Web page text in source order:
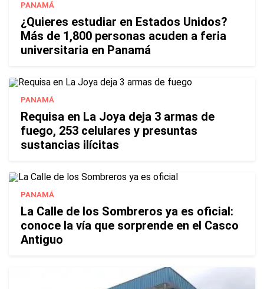
PANAMÁ
¿Quieres estudiar en Estados Unidos?
Más de 1,800 personas acuden a feria
universitaria en Panamá
PANAMÁ
Requisa en La Joya deja 3 armas de
fuego, 253 celulares y presuntas
sustancias ilícitas
PANAMÁ
La Calle de los Sombreros ya es oficial:
conoce la vía que sorprende en el Casco
Antiguo